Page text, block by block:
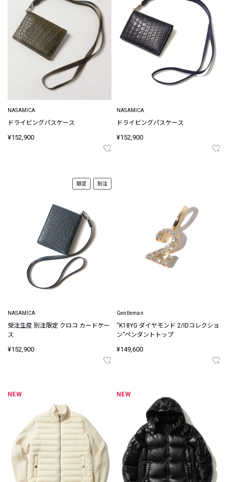
NASAMICA
ドライビングパスケース
¥152,900
NASAMICA
ドライビングパスケース
¥152,900
限定 別注
NASAMICA
受注生産 別注限定 クロコ カードケー
ス
¥152,900
Gentleman
“K18YG ダイヤモンド 2/IDコレクショ
ン”ペンダントトップ
¥149,600
NEW NEW